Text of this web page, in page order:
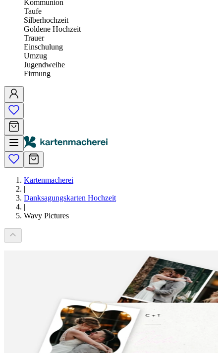
Kommunion
Taufe
Silberhochzeit
Goldene Hochzeit
Trauer
Einschulung
Umzug
Jugendweihe
Firmung
Kartenmacherei
|
Danksagungskarten Hochzeit
|
Wavy Pictures